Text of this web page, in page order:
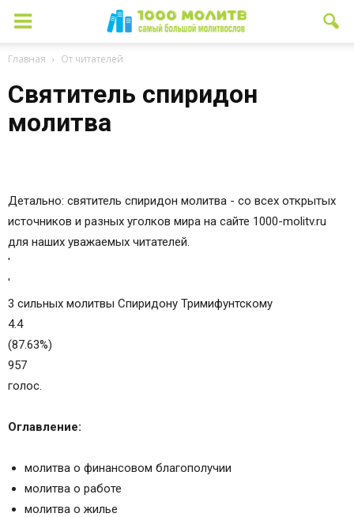
Главная От читателей
Святитель спиридон
молитва
Детально: святитель спиридон молитва - со всех открытых
источников и разных уголков мира на сайте 1000-molitv.ru
для наших уважаемых читателей.
'
'
3 сильных молитвы Спиридону Тримифунтскому
4.4
(87.63%)
957
голос.
Оглавление:
молитва о финансовом благополучии
молитва о работе
молитва о жилье